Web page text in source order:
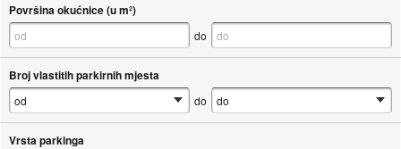
Površina okućnice (u m²)
do
Broj vlastitih parkirnih mjesta
do
Vrsta parkinga